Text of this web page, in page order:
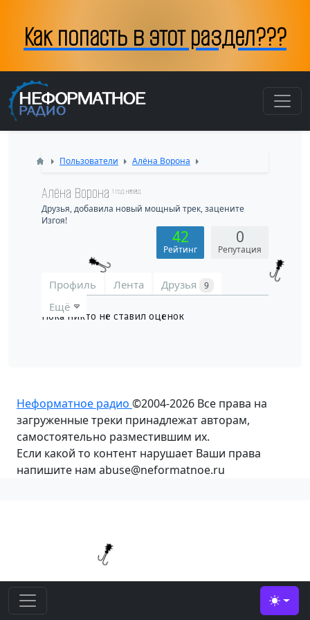
Как попасть в этот раздел???
Пользователи Алёна Ворона
Алёна Ворона 1 год назад
Друзья, добавила новый мощный трек, зацените
Изгоя!
0
Репутация
42
Рейтинг
Профиль Лента Друзья 9
Ещё
Пока никто не ставил оценок
Неформатное радио ©2004-2026 Все права на
загруженные треки принадлежат авторам,
самостоятельно разместившим их.
Если какой то контент нарушает Ваши права
напишите нам abuse@neformatnoe.ru